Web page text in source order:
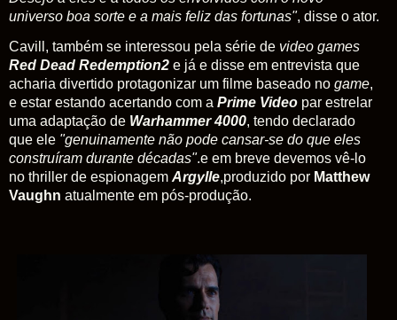
universo boa sorte e a mais feliz das fortunas", disse o ator.
Cavill, também se interessou pela série de video games
Red Dead Redemption2 e já e disse em entrevista que
acharia divertido protagonizar um filme baseado no game,
e estar estando acertando com a Prime Video par estrelar
uma adaptação de Warhammer 4000, tendo declarado
que ele "genuinamente não pode cansar-se do que eles
construíram durante décadas".e em breve devemos vê-lo
no thriller de espionagemArgylle,produzido por Matthew
Vaughn atualmente em pós-produção.